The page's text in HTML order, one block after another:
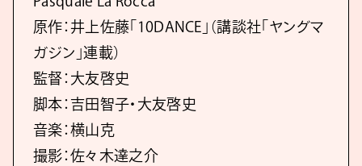
原作：井上佐藤「10DANCE」（講談社「ヤングマ
ガジン」連載）
監督：大友啓史
脚本：吉田智子・大友啓史
音楽：横山克
撮影：佐々木達之介